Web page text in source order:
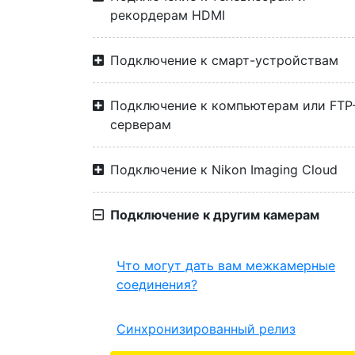
рекордерам HDMI
Подключение к смарт-устройствам
Подключение к компьютерам или
серверам
Подключение к Nikon Imaging Cloud
Подключение к другим камерам
Что могут дать вам межкамерные
соединения?
Синхронизированный релиз